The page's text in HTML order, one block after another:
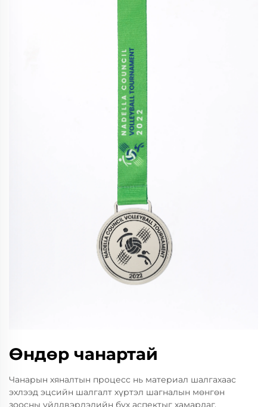
Өндөр чанартай
Чанарын хяналтын процесс нь материал шалгахаас
эхлээд эцсийн шалгалт хүртэл шагналын мөнгөн
зоосны үйлдвэрлэлийн бүх аспектыг хамардаг.